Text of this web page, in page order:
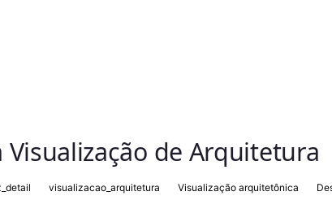
de Arquitetura
visualizacao_arquitetura Visualização arquitetônica